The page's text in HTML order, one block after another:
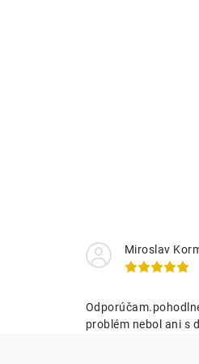
Miroslav
problém nebol ani s